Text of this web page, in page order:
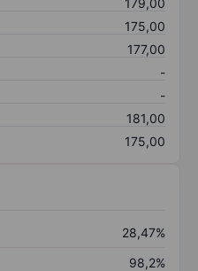
179,00
175,00
177,00
-
-
181,00
175,00
28,47%
98,2%